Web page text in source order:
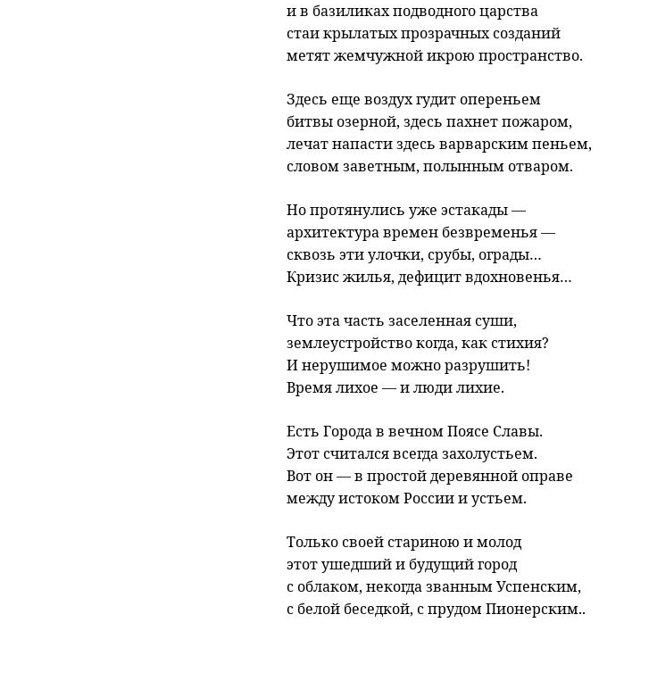
и в базиликах подводного царства
стаи крылатых прозрачных созданий
метят жемчужной икрою пространство.
Здесь еще воздух гудит опереньем
битвы озерной, здесь пахнет пожаром,
лечат напасти здесь варварским пеньем,
словом заветным, полынным отваром.
Но протянулись уже эстакады —
архитектура времен безвременья —
сквозь эти улочки, срубы, ограды…
Кризис жилья, дефицит вдохновенья…
Что эта часть заселенная суши,
землеустройство когда, как стихия?
И нерушимое можно разрушить!
Время лихое — и люди лихие.
Есть Города в вечном Поясе Славы.
Этот считался всегда захолустьем.
Вот он — в простой деревянной оправе
между истоком России и устьем.
Только своей стариною и молод
этот ушедший и будущий город
с облаком, некогда званным Успенским,
с белой беседкой, с прудом Пионерским..